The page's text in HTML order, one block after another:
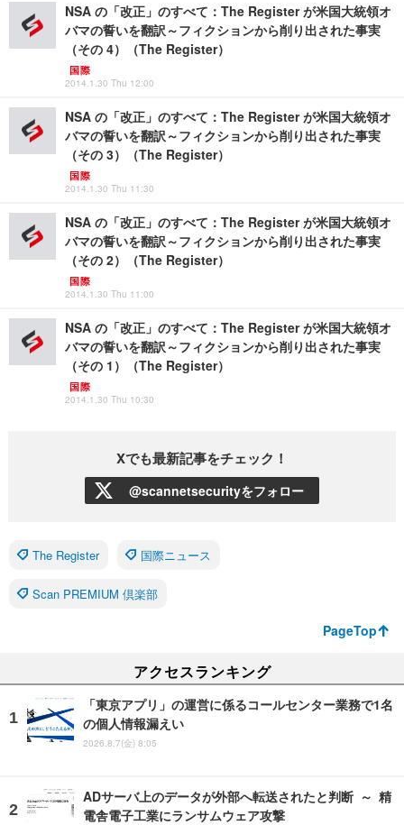
NSA の「改正」のすべて：The Register が米国大統領オ
バマの誓いを翻訳～フィクションから削り出された事実
（その 4）（The Register）
国際
2014.1.30 Thu 12:00
NSA の「改正」のすべて：The Register が米国大統領オ
バマの誓いを翻訳～フィクションから削り出された事実
（その 3）（The Register）
国際
2014.1.30 Thu 11:30
NSA の「改正」のすべて：The Register が米国大統領オ
バマの誓いを翻訳～フィクションから削り出された事実
（その 2）（The Register）
国際
2014.1.30 Thu 11:00
NSA の「改正」のすべて：The Register が米国大統領オ
バマの誓いを翻訳～フィクションから削り出された事実
（その 1）（The Register）
国際
2014.1.30 Thu 10:30
Xでも最新記事をチェック！
@scannetsecurityをフォロー
The Register 国際ニュース
Scan PREMIUM 倶楽部
PageTop
アクセスランキング
「東京アプリ」の運営に係るコールセンター業務で1名
の個人情報漏えい
2026.8.7(金) 8:05
ADサーバ上のデータが外部へ転送されたと判断 ～ 精
電舎電子工業にランサムウェア攻撃